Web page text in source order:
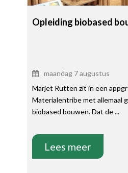
Opleiding biobased
maandag 7 augustus
Marjet Rutten zit in een
Materialentribe met allemaal
biobased bouwen. Dat de ...
Lees meer